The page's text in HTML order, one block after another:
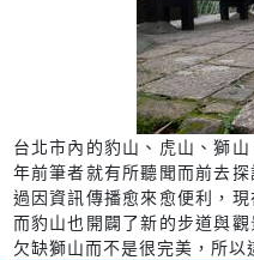
台北市內的豹山、虎山、獅
年前筆者就有所聽聞而前去
過因資訊傳播愈來愈便利，
而豹山也開闢了新的步道與
欠缺獅山而不是很完美，所以